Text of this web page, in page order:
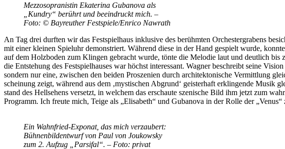
Mez­zo­so­pra­nis­tin Eka­te­ri­na Gu­ba­no­va als
„Kundry“ be­rührt und be­ein­druckt mich. –
Foto: © Bay­reu­ther Festspiele/​Enrico Nawrath
An Tag drei durf­ten wir das Fest­spiel­haus in­klu­si­ve des be­rühm­ten Or­ches­ter­gra­bens
mit ei­ner klei­nen Spiel­uhr de­mons­triert. Wäh­rend die­se in der Hand ge­spielt wur­de,
auf dem Holz­bo­den zum Klin­gen ge­bracht wur­de, tön­te die Me­lo­die laut und deut­lich
die Ent­ste­hung des Fest­spiel­hau­ses war höchst in­ter­es­sant. Wag­ner be­schreibt sei­ne
son­dern nur eine, zwi­schen den bei­den Pro­sze­ni­en durch ar­chi­tek­to­ni­sche Ver­mitt­lung
schei­nung zeigt, wäh­rend aus dem ‚mys­ti­schen Ab­grund‘ geis­ter­haft er­klin­gen­de Mu­sik
stand des Hell­se­hens ver­setzt, in wel­chem das er­schau­te sze­ni­sche Bild ihm jetzt zum
Pro­gramm. Ich freu­te mich, Tei­ge als „Eli­sa­beth“ und Gu­ba­no­va in der Rol­le der
Ein Wahn­fried-Ex­po­nat, das mich ver­zau­bert:
Büh­nen­bild­ent­wurf von Paul von Jou­kow­sky
zum 2. Auf­zug „Par­si­fal“. – Foto: privat